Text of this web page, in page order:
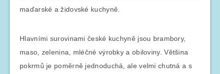
maďarské a židovské kuchyně.
Hlavními surovinami české kuchyně jsou brambory,
maso, zelenina, mléčné výrobky a obiloviny. Většina
pokrmů je poměrně jednoduchá, ale velmi chutná a s